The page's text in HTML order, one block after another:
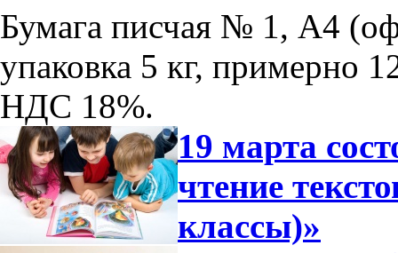
Бумага писчая № 1, А4
упаковка 5 кг, примерно
НДС 18%.
19 марта
чтение
классы)»